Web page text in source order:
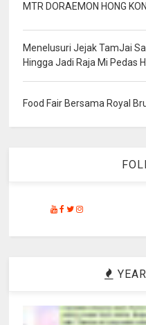
MTR DORAEMON HONG
Menelusuri Jejak TamJai
Hingga Jadi Raja Mi Pedas
Food Fair Bersama Royal